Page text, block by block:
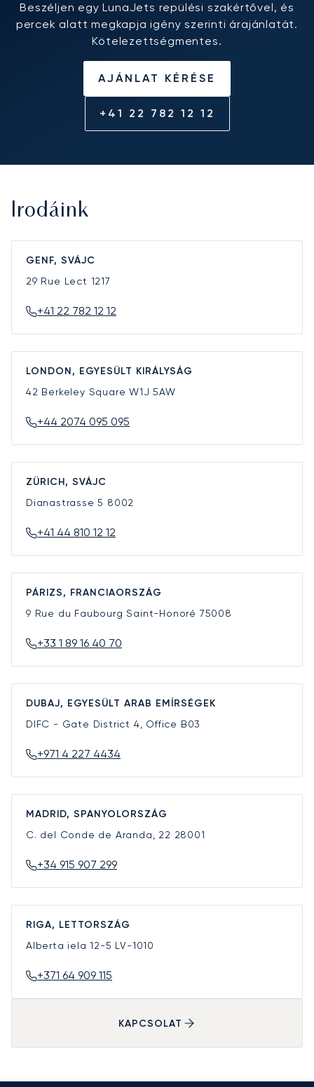
Beszéljen egy LunaJets repülési szakértővel, és
percek alatt megkapja igény szerinti árajánlatát.
Kötelezettségmentes.
AJÁNLAT KÉRÉSE
+41 22 782 12 12
Irodáink
GENF, SVÁJC
29 Rue Lect 1217
+41 22 782 12 12
LONDON, EGYESÜLT KIRÁLYSÁG
42 Berkeley SquareW1J 5AW
+44 2074 095 095
ZÜRICH, SVÁJC
Dianastrasse 5 8002
+41 44 810 12 12
PÁRIZS, FRANCIAORSZÁG
9 Rue du Faubourg Saint-Honoré 75008
+33 1 89 16 40 70
DUBAJ, EGYESÜLT ARAB EMÍRSÉGEK
DIFC - Gate District 4, Office B03
+971 4 227 4434
MADRID, SPANYOLORSZÁG
C. del Conde de Aranda, 22 28001
+34 915 907 299
RIGA, LETTORSZÁG
Alberta iela 12-5 LV-1010
+371 64 909 115
KAPCSOLAT